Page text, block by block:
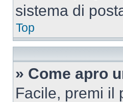
sistema di
Top
» Come apro
Facile, premi il